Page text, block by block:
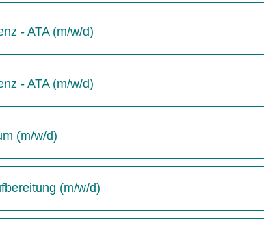
- ATA (m/w/d)
- ATA (m/w/d)
(m/w/d)
(m/w/d)